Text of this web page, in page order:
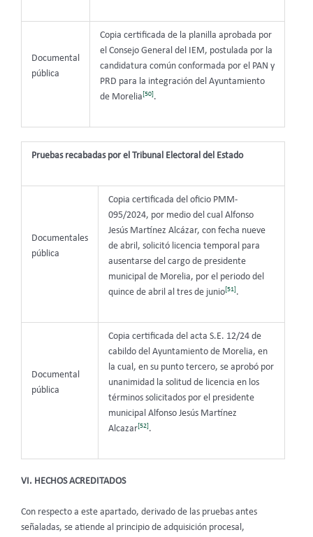
Documental
pública
Copia certificada de la planilla aprobada por
el Consejo General del IEM, postulada por la
candidatura común conformada por el PAN y
PRD para la integración del Ayuntamiento
de Morelia[50].
Pruebas recabadas por el Tribunal Electoral del Estado
Documentales
pública
Copia certificada del oficio PMM-
095/2024, por medio del cual Alfonso
Jesús Martínez Alcázar, con fecha nueve
de abril, solicitó licencia temporal para
ausentarse del cargo de presidente
municipal de Morelia, por el periodo del
quince de abril al tres de junio[51].
Documental
pública
Copia certificada del acta S.E. 12/24 de
cabildo del Ayuntamiento de Morelia, en
la cual, en su punto tercero, se aprobó por
unanimidad la solitud de licencia en los
términos solicitados por el presidente
municipal Alfonso Jesús Martínez
Alcazar[52].
VI. HECHOS ACREDITADOS
Con respecto a este apartado, derivado de las pruebas antes
señaladas, se atiende al principio de adquisición procesal,